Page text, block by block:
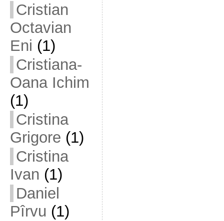
Cristian
Octavian
Eni (1)
Cristiana-
Oana Ichim
(1)
Cristina
Grigore (1)
Cristina
Ivan (1)
Daniel
Pîrvu (1)